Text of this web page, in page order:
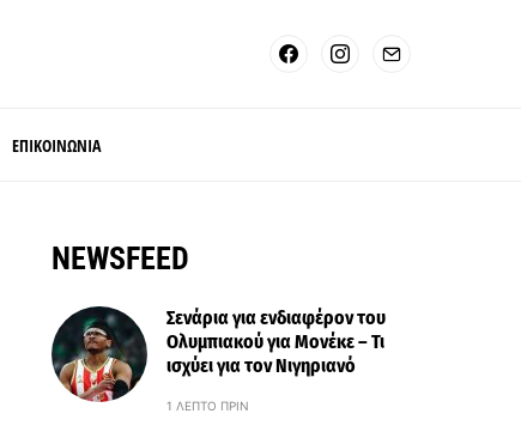
ΕΠΙΚΟΙΝΩΝΙΑ
NEWSFEED
Σενάρια για ενδιαφέρον του
Ολυμπιακού για Μονέκε – Τι
ισχύει για τον Νιγηριανό
1 ΛΕΠΤΌ ΠΡΙΝ